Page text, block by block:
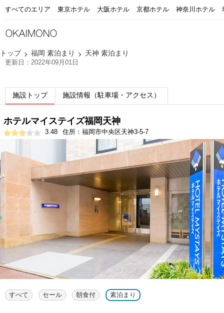
すべてのエリア 東京ホテル 大阪ホテル 京都ホテル 神奈川ホテル
トップ 福岡 素泊まり 天神 素泊まり
更新日：2022年09月01日
施設トップ 施設情報（駐車場・アクセス）
ホテルマイステイズ福岡天神
3.48 住所：福岡市中央区天神3-5-7
すべて セール 朝食付 素泊まり